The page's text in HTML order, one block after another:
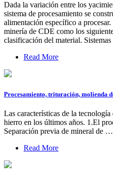
Dada la variación entre los
sistema de procesamiento se
alimentación específico a
minería de CDE como los
clasificación del material.
Read More
Procesamiento, trituración, molienda
Las características de la
hierro en los últimos años. 1.El
Separación previa de mineral de …
Read More